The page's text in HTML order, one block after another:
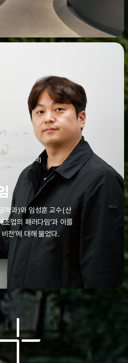
돌려보내야 했던 아쉬움
어(UNIQUE
11월 문을 열었다.
수(산업공학과)
학과)와 임성훈 교수(산
조업의 패러다임’과 이를
전’에 대해 물었다.